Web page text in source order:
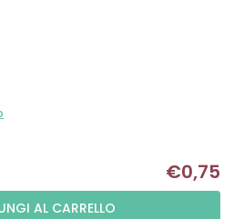
€0,75
AL CARRELLO